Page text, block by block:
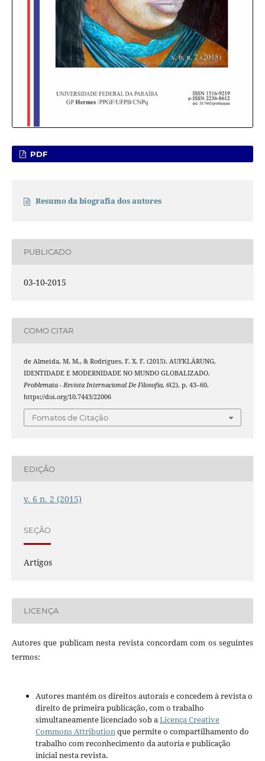
PDF
Resumo da biografia dos autores
PUBLICADO
03-10-2015
COMO CITAR
de Almeida, M. M., & Rodrigues, F. X. F. (2015). AUFKLÄRUNG,
IDENTIDADE E MODERNIDADE NO MUNDO GLOBALIZADO.
Problemata - Revista Internacional De Filosofia, 6(2), p. 43–60.
https://doi.org/10.7443/22006
Fomatos de Citação
EDIÇÃO
v. 6 n. 2 (2015)
SEÇÃO
Artigos
LICENÇA
Autores que publicam nesta revista concordam com os seguintes
termos:
Autores mantém os direitos autorais e concedem à revista o
direito de primeira publicação, com o trabalho
simultaneamente licenciado sob a Licença Creative
Commons Attribution que permite o compartilhamento do
trabalho com reconhecimento da autoria e publicação
inicial nesta revista.